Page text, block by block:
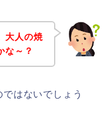
大人の焼
な～？
はないでしょう